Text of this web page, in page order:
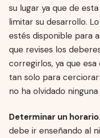
su lugar ya que de
limitar su desarrollo.
estés disponible para
que revises los
corregirlos, ya que
tan solo para
no ha olvidado
Determinar un
debe ir enseñando al